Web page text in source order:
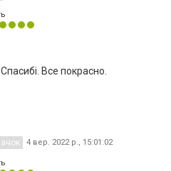
Все покрасно.
4 вер. 2022 р., 15:01:02